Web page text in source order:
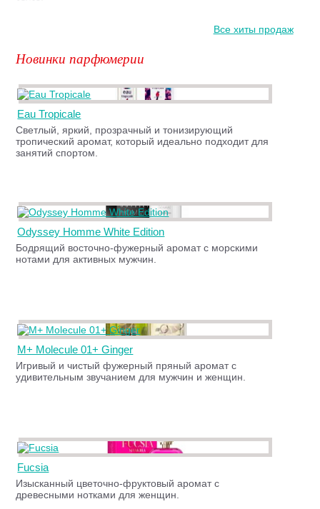
Все хиты продаж
Новинки парфюмерии
Eau Tropicale
Светлый, яркий, прозрачный и тонизирующий
тропический аромат, который идеально подходит для
занятий спортом.
Odyssey Homme White Edition
Бодрящий восточно-фужерный аромат с морскими
нотами для активных мужчин.
M+ Molecule 01+ Ginger
Игривый и чистый фужерный пряный аромат с
удивительным звучанием для мужчин и женщин.
Fucsia
Изысканный цветочно-фруктовый аромат с
древесными нотками для женщин.